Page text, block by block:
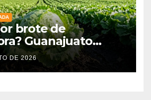
brote de
Guanajuato
intactas sus
DE 2026